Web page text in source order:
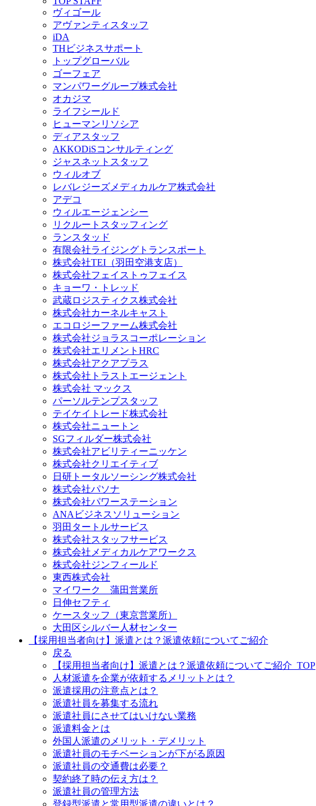
ヴィゴール
アヴァンティスタッフ
iDA
THビジネスサポート
トップグローバル
ゴーフェア
マンパワーグループ株式会社
オカジマ
ライフシールド
ヒューマンリソシア
ディアスタッフ
AKKODiSコンサルティング
ジャスネットスタッフ
ウィルオブ
レバレジーズメディカルケア株式会社
アデコ
ウィルエージェンシー
リクルートスタッフィング
ランスタッド
有限会社ライジングトランスポート
株式会社TEI（羽田空港支店）
株式会社フェイストゥフェイス
キョーワ・トレッド
武蔵ロジスティクス株式会社
株式会社カーネルキャスト
エコロジーファーム株式会社
株式会社ジョラスコーポレーション
株式会社エリメントHRC
株式会社アクアプラス
株式会社トラストエージェント
株式会社 マックス
パーソルテンプスタッフ
テイケイトレード株式会社
株式会社ニュートン
SGフィルダー株式会社
株式会社アビリティーニッケン
株式会社クリエイティブ
日研トータルソーシング株式会社
株式会社パソナ
株式会社パワーステーション
ANAビジネスソリューション
羽田タートルサービス
株式会社スタッフサービス
株式会社メディカルケアワークス
株式会社ジンフィールド
東西株式会社
マイワーク 蒲田営業所
日伸セフティ
ケースタッフ（東京営業所）
大田区シルバー人材センター
【採用担当者向け】派遣とは？派遣依頼についてご紹介
戻る
【採用担当者向け】派遣とは？派遣依頼についてご紹介_TOP
人材派遣を企業が依頼するメリットとは？
派遣採用の注意点とは？
派遣社員を募集する流れ
派遣社員にさせてはいけない業務
派遣料金とは
外国人派遣のメリット・デメリット
派遣社員のモチベーションが下がる原因
派遣社員の交通費は必要？
契約終了時の伝え方は？
派遣社員の管理方法
登録型派遣と常用型派遣の違いとは？